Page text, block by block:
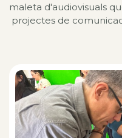
maleta d'audiovisuals
projectes de